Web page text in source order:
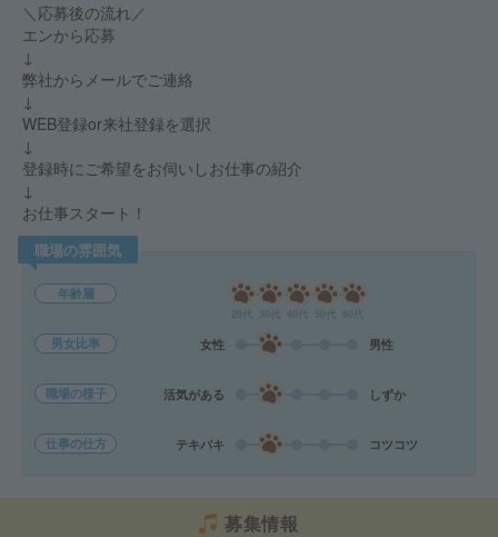
＼応募後の流れ／
エンから応募
↓
弊社からメールでご連絡
↓
WEB登録or来社登録を選択
↓
登録時にご希望をお伺いしお仕事の紹介
↓
お仕事スタート！
職場の雰囲気
年齢層
男女比率 女性 男性
職場の様子 活気がある しずか
仕事の仕方 テキパキ コツコツ
募集情報